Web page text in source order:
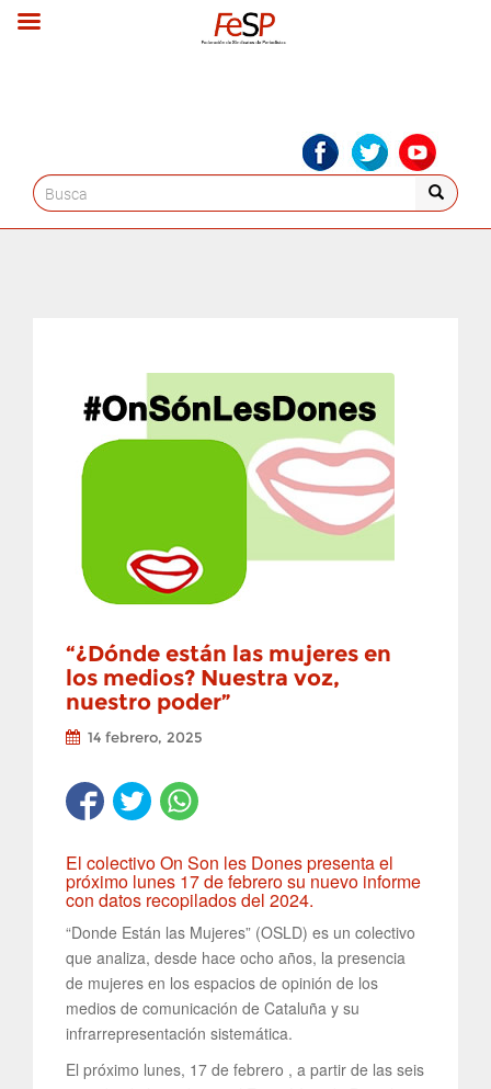
Search
for:
“¿Dónde están las mujeres en
los medios? Nuestra voz,
nuestro poder”
14 febrero, 2025
El colectivo On Son les Dones presenta el
próximo lunes 17 de febrero su nuevo informe
con datos recopilados del 2024.
“Donde Están las Mujeres” (OSLD) es un colectivo
que analiza, desde hace ocho años, la presencia
de mujeres en los espacios de opinión de los
medios de comunicación de Cataluña y su
infrarrepresentación sistemática.
El próximo lunes, 17 de febrero , a partir de las seis